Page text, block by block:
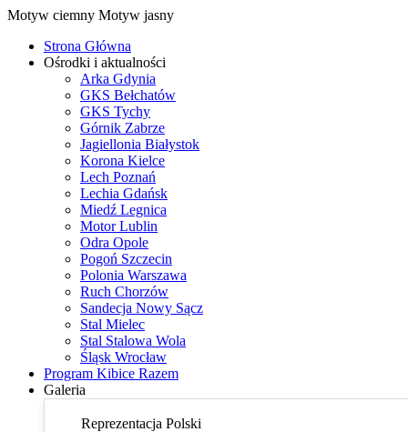
Motyw ciemny Motyw jasny
Strona Główna
Ośrodki i aktualności
Arka Gdynia
GKS Bełchatów
GKS Tychy
Górnik Zabrze
Jagiellonia Białystok
Korona Kielce
Lech Poznań
Lechia Gdańsk
Miedź Legnica
Motor Lublin
Odra Opole
Pogoń Szczecin
Polonia Warszawa
Ruch Chorzów
Sandecja Nowy Sącz
Stal Mielec
Stal Stalowa Wola
Śląsk Wrocław
Program Kibice Razem
Galeria
Reprezentacja Polski